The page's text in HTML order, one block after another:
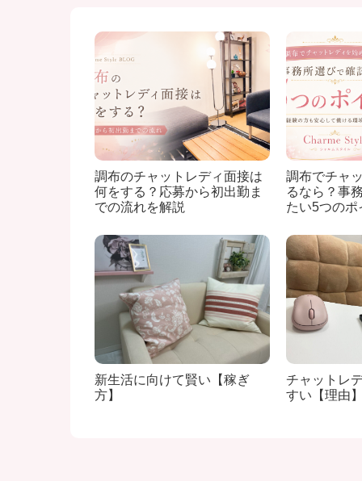
調布のチャットレディ面接は
何をする？応募から初出勤ま
での流れを解説
調布でチャ
るなら？事
たい5つのポ
新生活に向けて賢い【稼ぎ
方】
チャットレ
すい【理由